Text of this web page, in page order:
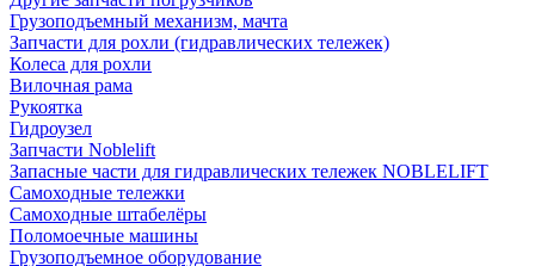
Грузоподъемный механизм, мачта
Запчасти для рохли (гидравлических тележек)
Колеса для рохли
Вилочная рама
Рукоятка
Гидроузел
Запчасти Noblelift
Запасные части для гидравлических тележек NOBLELIFT
Самоходные тележки
Самоходные штабелёры
Поломоечные машины
Грузоподъемное оборудование